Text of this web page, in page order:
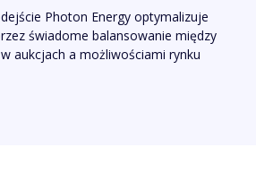
Photon Energy optymalizuje
świadome balansowanie między
aukcjach a możliwościami rynku